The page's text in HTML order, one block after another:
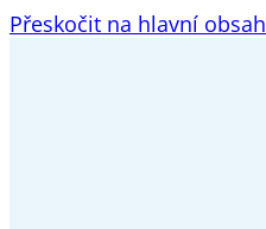
Přeskočit na hlavní obsah